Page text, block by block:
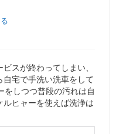
スが終わってしまい、
宅で手洗い洗車をして
をしつつ普段の汚れは自
ヒャーを使えば洗浄は